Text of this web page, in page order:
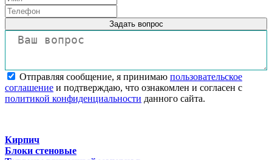
Задать вопрос
Отправляя сообщение, я принимаю пользовательское
соглашение и подтверждаю, что ознакомлен и согласен с
политикой конфиденциальности данного сайта.
Кирпич
Блоки стеновые